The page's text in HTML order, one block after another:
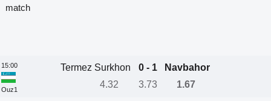
match
15:00
Ouz1
Termez Surkhon 0 - 1
Navbahor
4.32
3.73 1.67